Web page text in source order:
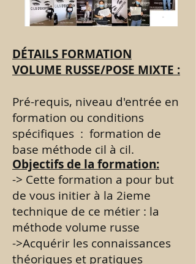
DÉTAILS FORMATION
VOLUME RUSSE/POSE MIXTE :
Pré-requis, niveau d'entrée en
formation ou conditions
spécifiques : formation de
base méthode cil à cil.
Objectifs de la formation:
-> Cette formation a pour but
de vous initier à la 2ieme
technique de ce métier : la
méthode volume russe
->Acquérir les connaissances
théoriques et pratiques